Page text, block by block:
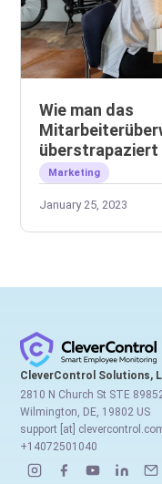
Wie man das
überstrapaziert
Marketing
January 25, 2023
CleverControl Solutions,
2810 N Church St STE
Wilmington, DE, 19802 US
support [at]
+14072501040